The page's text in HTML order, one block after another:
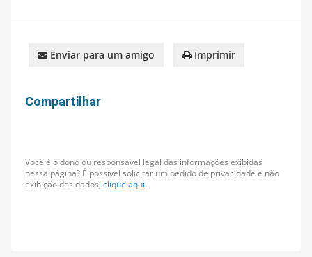
Enviar para um amigo Imprimir
Compartilhar
Você é o dono ou responsável legal das informações exibidas
nessa página? É possível solicitar um pedido de privacidade e não
exibição dos dados, clique aqui.